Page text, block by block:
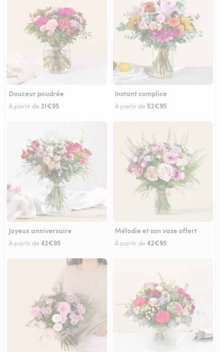
Douceur poudrée
À partir de 31€95
Instant complice
À partir de 52€95
Joyeux anniversaire
À partir de42€95
Mélodie et son vase offert
À partir de42€95